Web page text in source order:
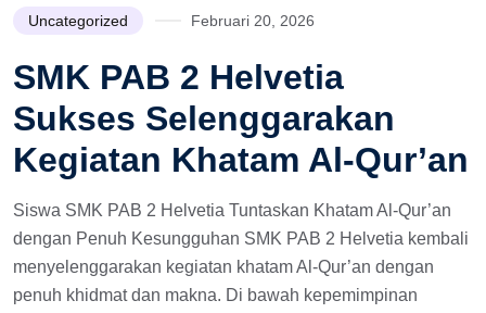
Uncategorized Februari 20, 2026
SMK PAB 2 Helvetia
Sukses Selenggarakan
Kegiatan Khatam Al-Qur’an
Siswa SMK PAB 2 Helvetia Tuntaskan Khatam Al-Qur’an
dengan Penuh Kesungguhan SMK PAB 2 Helvetia kembali
menyelenggarakan kegiatan khatam Al-Qur’an dengan
penuh khidmat dan makna. Di bawah kepemimpinan